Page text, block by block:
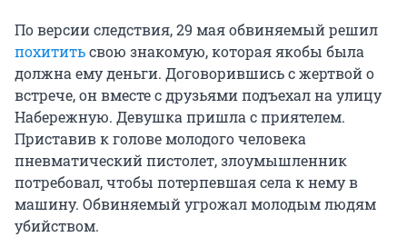
По версии следствия, 29 мая обвиняемый решил
похититьсвою знакомую, которая якобы была
должна ему деньги. Договорившись с жертвой о
встрече, он вместе с друзьями подъехал на улицу
Набережную. Девушка пришла с приятелем.
Приставив к голове молодого человека
пневматический пистолет, злоумышленник
потребовал, чтобы потерпевшая села к нему в
машину. Обвиняемый угрожал молодым людям
убийством.